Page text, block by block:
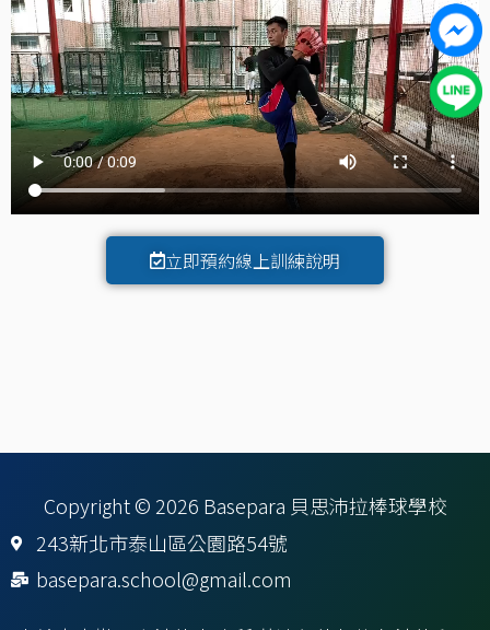
立即預約線上訓練說明
Copyright © 2026 Basepara 貝思沛拉棒球學校
243新北市泰山區公園路54號
basepara.school@gmail.com